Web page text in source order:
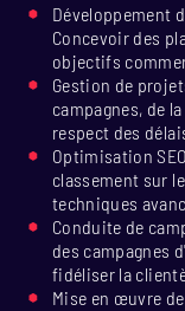
Développement
Concevoir des
objectifs
Gestion de
campagnes, de
respect des
Optimisation
classement sur
techniques
Conduite de
des campagnes
fidéliser la
Mise en œuvre